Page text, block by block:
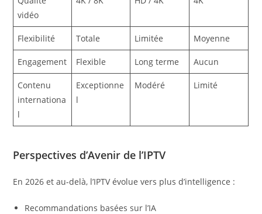
vidéo
Flexibilité Totale Limitée Moyenne
Engagement Flexible Long terme Aucun
Contenu
internationa
l
Exceptionne
l
Modéré Limité
Perspectives d’Avenir de l’IPTV
En 2026 et au-delà, l’IPTV évolue vers plus d’intelligence :
Recommandations basées sur l’IA